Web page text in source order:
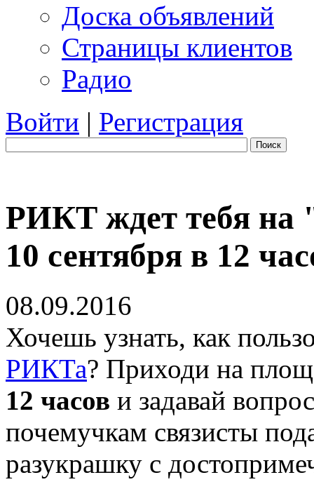
Доска объявлений
Страницы клиентов
Радио
Войти | Регистрация
Поиск
РИКТ ждет тебя на
10 сентября в 12
08.09.2016
Хочешь узнать, как
РИКТа? Приходи на
12 часов и задавай
почемучкам связисты
разукрашку с